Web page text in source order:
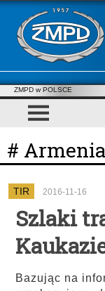
ZMPD w POLSCE
# Armenia
TIR 2016-11-16
Szlaki
Bazując na